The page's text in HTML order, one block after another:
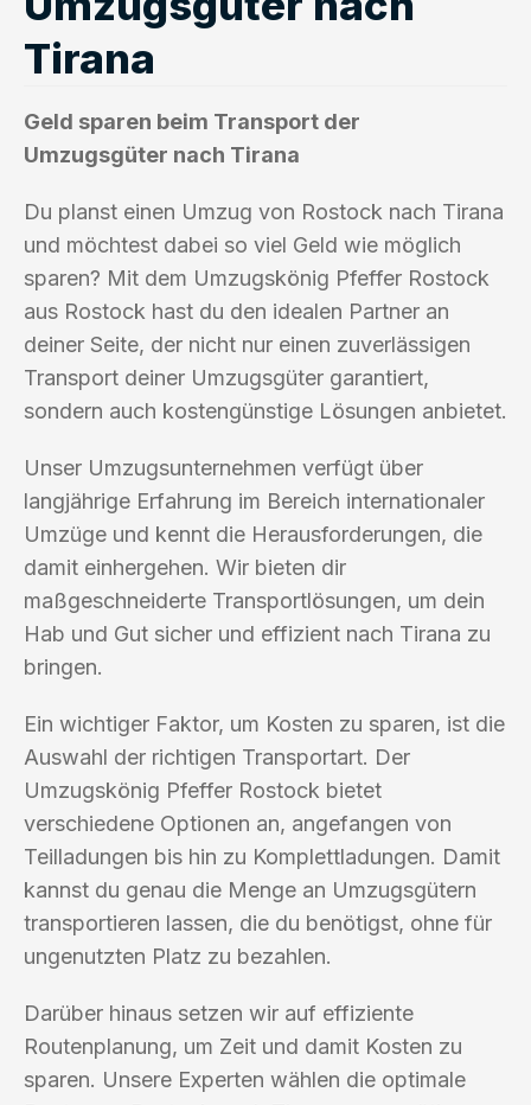
Tirana
Geld sparen beim Transport der
Umzugsgüter nach Tirana
Du planst einen Umzug von Rostock nach Tirana
und möchtest dabei so viel Geld wie möglich
sparen? Mit dem Umzugskönig Pfeffer Rostock
aus Rostock hast du den idealen Partner an
deiner Seite, der nicht nur einen zuverlässigen
Transport deiner Umzugsgüter garantiert,
sondern auch kostengünstige Lösungen anbietet.
Unser Umzugsunternehmen verfügt über
langjährige Erfahrung im Bereich internationaler
Umzüge und kennt die Herausforderungen, die
damit einhergehen. Wir bieten dir
maßgeschneiderte Transportlösungen, um dein
Hab und Gut sicher und effizient nach Tirana zu
bringen.
Ein wichtiger Faktor, um Kosten zu sparen, ist die
Auswahl der richtigen Transportart. Der
Umzugskönig Pfeffer Rostock bietet
verschiedene Optionen an, angefangen von
Teilladungen bis hin zu Komplettladungen. Damit
kannst du genau die Menge an Umzugsgütern
transportieren lassen, die du benötigst, ohne für
ungenutzten Platz zu bezahlen.
Darüber hinaus setzen wir auf effiziente
Routenplanung, um Zeit und damit Kosten zu
sparen. Unsere Experten wählen die optimale